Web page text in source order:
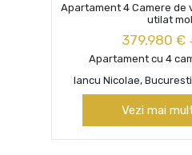
Apartament 4 Camere de
utilat
379,980 €
Apartament cu 4
Iancu Nicolae, Bucuresti
Vezi mai